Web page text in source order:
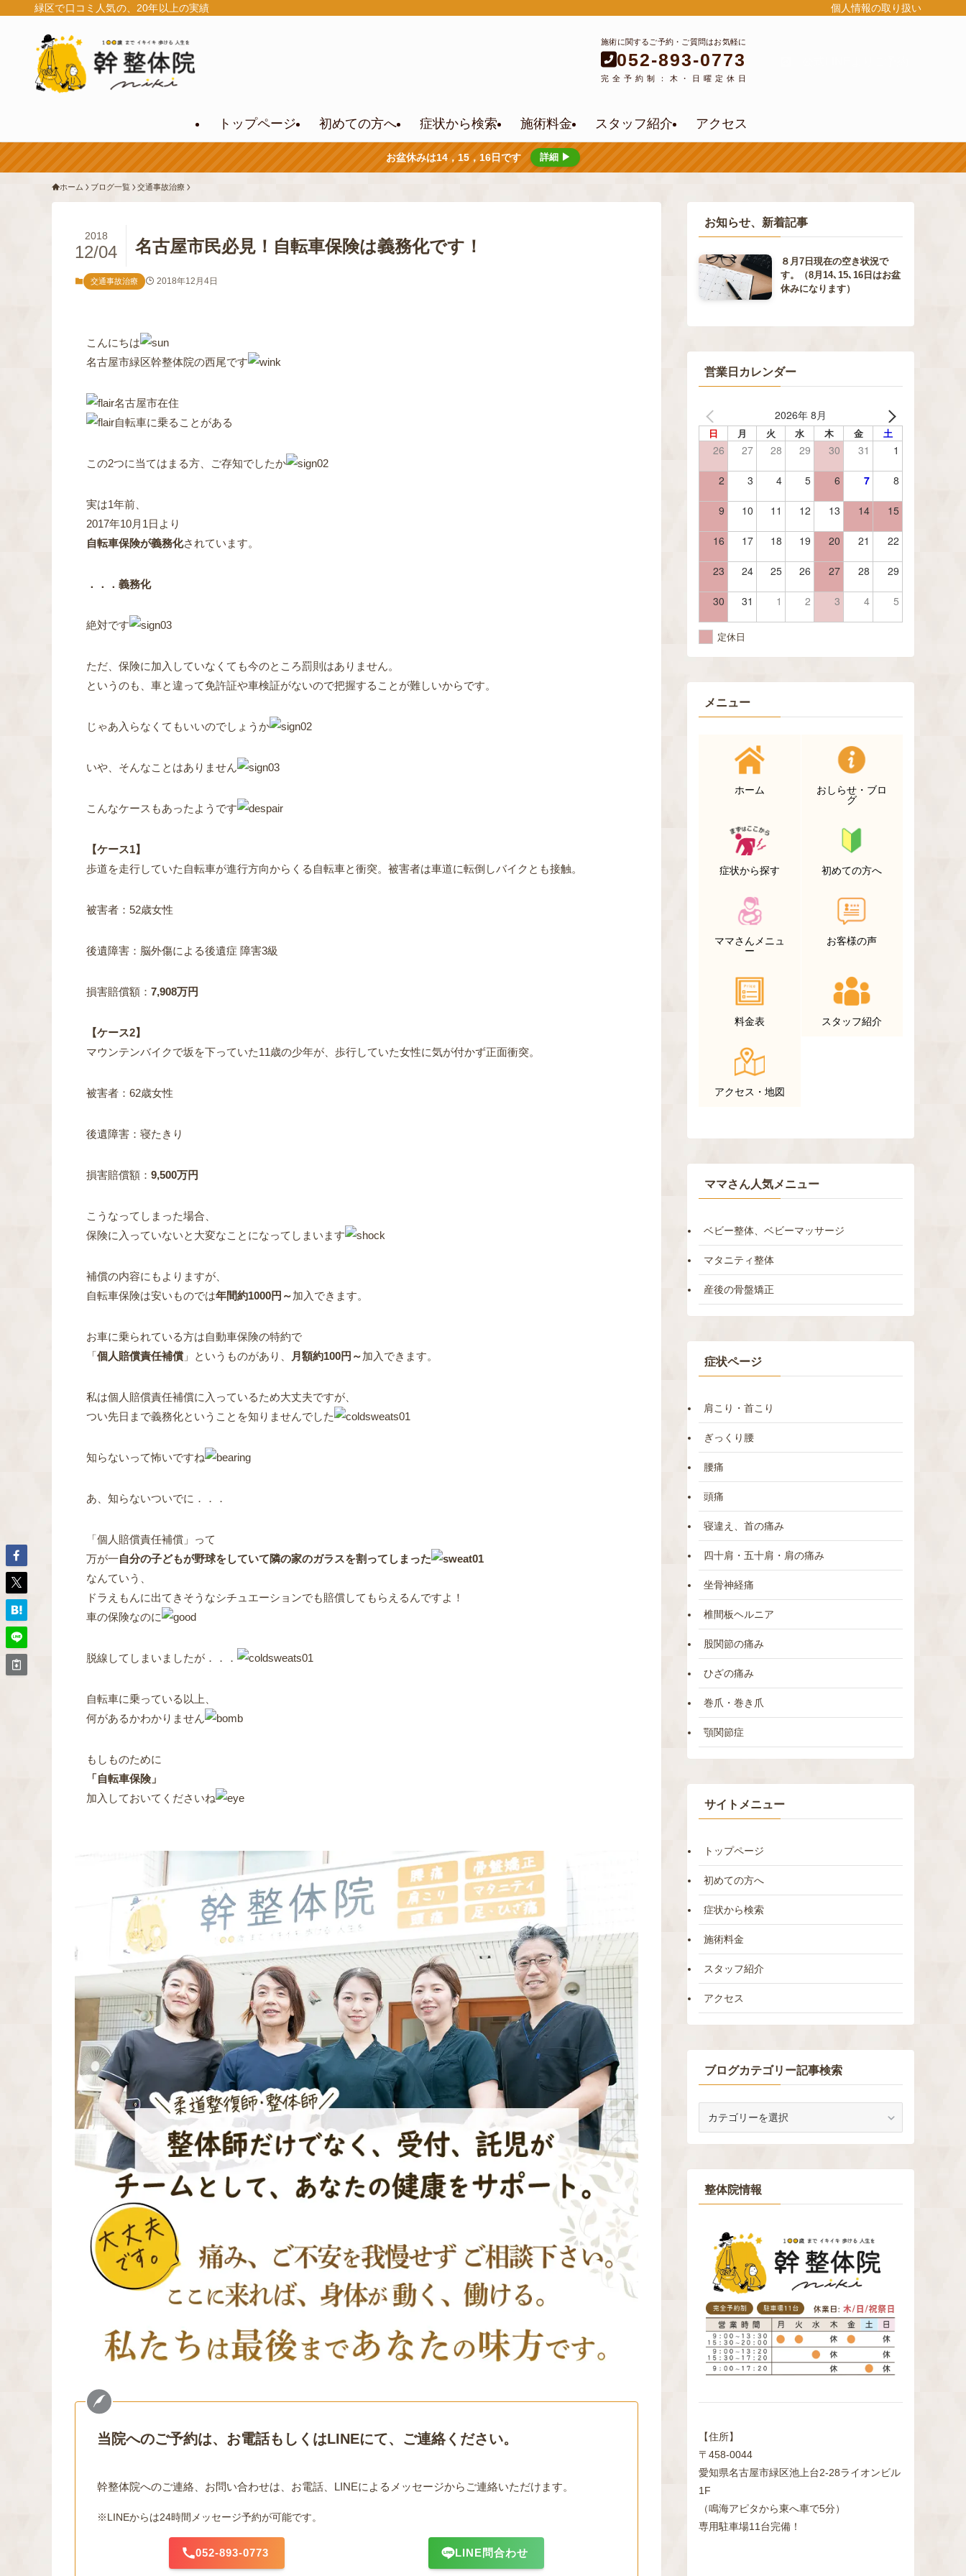
緑区で口コミ人気の、20年以上の実績 個人情報の取り扱い
施術に関するご予約・ご質問はお気軽に
052-893-0773
完全予約制：木・日曜定休日
トップページ 初めての方へ 症状から検索 施術料金 スタッフ紹介 アクセス
お盆休みは14，15，16日です 詳細 ▶
ホーム ブログ一覧 交通事故治療
名古屋市民必見！自転車保険は義務化です！
2018
12/04
交通事故治療 2018年12月4日
こんにちは
名古屋市緑区幹整体院の西尾です
名古屋市在住
自転車に乗ることがある
この2つに当てはまる方、ご存知でしたか
実は1年前、
2017年10月1日より
自転車保険が義務化されています。
．．．義務化
絶対です
ただ、保険に加入していなくても今のところ罰則はありません。
というのも、車と違って免許証や車検証がないので把握することが難しいからです。
じゃあ入らなくてもいいのでしょうか
いや、そんなことはありません
こんなケースもあったようです
【ケース1】
歩道を走行していた自転車が進行方向からくる自転車と衝突。被害者は車道に転倒しバイクとも接触。
被害者：52歳女性
後遺障害：脳外傷による後遺症 障害3級
損害賠償額： 7,908万円
【ケース2】
マウンテンバイクで坂を下っていた11歳の少年が、歩行していた女性に気が付かず正面衝突。
被害者：62歳女性
後遺障害：寝たきり
損害賠償額： 9,500万円
こうなってしまった場合、
保険に入っていないと大変なことになってしまいます
補償の内容にもよりますが、
自転車保険は安いものでは年間約1000円～加入できます。
お車に乗られている方は自動車保険の特約で
「個人賠償責任補償 」というものがあり、 月額約100円～加入できます。
私は個人賠償責任補償に入っているため大丈夫ですが、
つい先日まで義務化ということを知りませんでした
知らないって怖いですね
あ、知らないついでに．．．
「個人賠償責任補償」って
万が一自分の子どもが野球をしていて隣の家のガラスを割ってしまった
なんていう、
ドラえもんに出てきそうなシチュエーションでも賠償してもらえるんですよ！
車の保険なのに
脱線してしまいましたが．．．
自転車に乗っている以上、
何があるかわかりません
もしものために
「自転車保険」
加入しておいてくださいね
当院へのご予約は、お電話もしくはLINEにて、ご連絡ください。
幹整体院へのご連絡、お問い合わせは、お電話、LINEによるメッセージからご連絡いただけます。
※LINEからは24時間メッセージ予約が可能です。
052-893-0773 LINE問合わせ
お知らせ、新着記事
８月7日現在の空き状況で
す。（8月14､15､16日はお盆
休みになります）
営業日カレンダー
2026年 8月
日 月 火 水 木 金 土
26 27 28 29 30 31 1
2 3 4 5 6 7 8
9 10 11 12 13 14 15
16 17 18 19 20 21 22
23 24 25 26 27 28 29
30 31 1 2 3 4 5
定休日
メニュー
ホーム
おしらせ・ブロ
グ
症状から探す 初めての方へ
ママさんメニュ
ー
お客様の声
料金表 スタッフ紹介
アクセス・地図
ママさん人気メニュー
ベビー整体、ベビーマッサージ
マタニティ整体
産後の骨盤矯正
症状ページ
肩こり・首こり
ぎっくり腰
腰痛
頭痛
寝違え、首の痛み
四十肩・五十肩・肩の痛み
坐骨神経痛
椎間板ヘルニア
股関節の痛み
ひざの痛み
巻爪・巻き爪
顎関節症
サイトメニュー
トップページ
初めての方へ
症状から検索
施術料金
スタッフ紹介
アクセス
ブログカテゴリー記事検索
テ
ゴ
リ
整体院情報
【住所】
〒458-0044
愛知県名古屋市緑区池上台2‐28ライオンビル
1F
（鳴海アピタから東へ車で5分）
専用駐車場11台完備！